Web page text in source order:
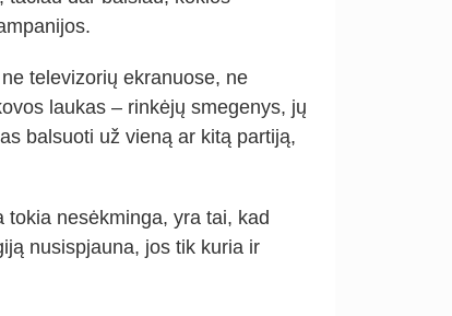
televizorių ekranuose, ne
laukas – rinkėjų smegenys, jų
balsuoti už vieną ar kitą partiją,
nesėkminga, yra tai, kad
nusispjauna, jos tik kuria ir